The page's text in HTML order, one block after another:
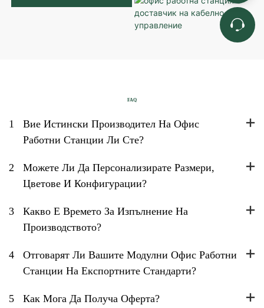
FAQ
1
Вие Истински Производител На Офис
Работни Станции Ли Сте?
2
Можете Ли Да Персонализирате Размери,
Цветове И Конфигурации?
3
Какво Е Времето За Изпълнение На
Производството?
4
Отговарят Ли Вашите Модулни Офис Работни
Станции На Експортните Стандарти?
5 Как Мога Да Получа Оферта?